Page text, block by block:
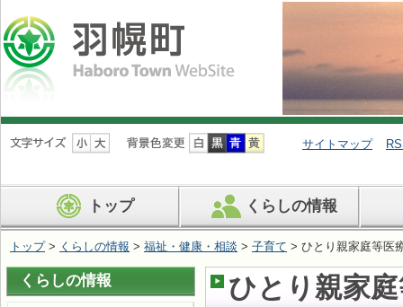
ナ
ビ
ン
を
ば
す
サイトマップ
トップ くらしの情報
トップ> くらしの情報 > 福祉・健康・相談 > 子育て > ひとり親家庭等医
ひとり親家
くらしの情報